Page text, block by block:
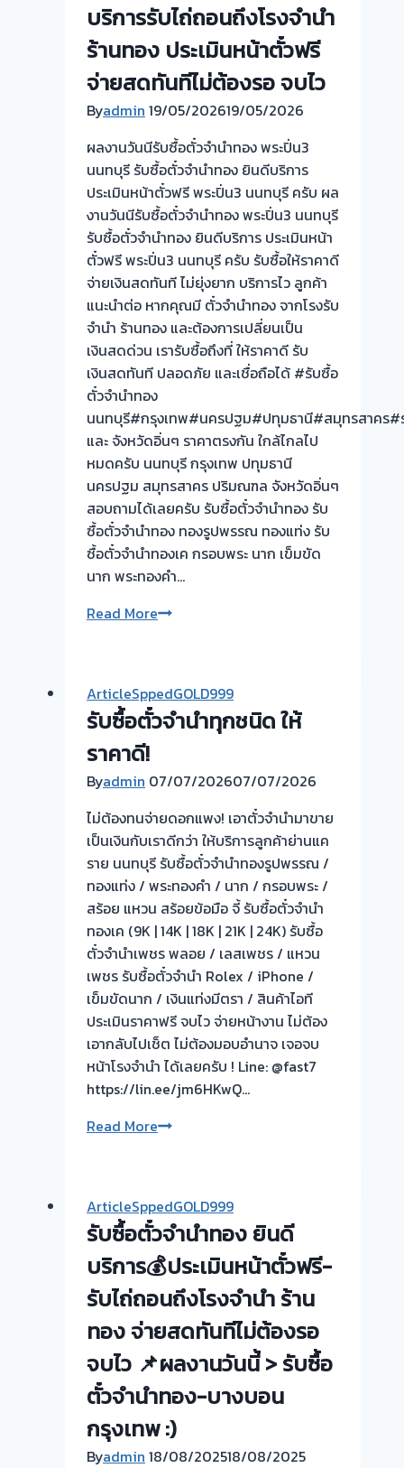
ทวี
ให้
ราคา
สูง-
ได้
เงิน
ทันใจ”
#รับ
ซื้อ
ตั่ว
จำนำ
ทอง
บริการรับไถ่ถอนถึงโรงจำนำ
ร้านทอง ประเมินหน้าตั๋วฟรี
จ่ายสดทันทีไม่ต้องรอ จบไว
Byadmin 19/05/202619/05/2026
ผลงานวันนีรับซื้อตั๋วจำนำทอง พระปิ่น3
นนทบุรี รับซื้อตั๋วจำนำทอง ยินดีบริการ
ประเมินหน้าตั๋วฟรี พระปิ่น3 นนทบุรี ครับ ผล
งานวันนีรับซื้อตั๋วจำนำทอง พระปิ่น3 นนทบุรี
รับซื้อตั๋วจำนำทอง ยินดีบริการ ประเมินหน้า
ตั๋วฟรี พระปิ่น3 นนทบุรี ครับ รับซื้อให้ราคาดี
จ่ายเงินสดทันที ไม่ยุ่งยาก บริการไว ลูกค้า
แนะนำต่อ หากคุณมี ตั๋วจำนำทอง จากโรงรับ
จำนำ ร้านทอง และต้องการเปลี่ยนเป็น
เงินสดด่วน เรารับซื้อถึงที่ ให้ราคาดี รับ
เงินสดทันที ปลอดภัย และเชื่อถือได้ #รับซื้อ
ตั๋วจำนำทอง
นนทบุรี#กรุงเทพ#นครปฐม#ปทุมธานี#สมุทรสาคร#
และ จังหวัดอิ่นๆ ราคาตรงกัน ใกล้ไกลไป
หมดครับ นนทบุรี กรุงเทพ ปทุมธานี
นครปฐม สมุทรสาคร ปริมณฑล จังหวัดอิ่นๆ
สอบถามได้เลยครับ รับซื้อตั๋วจำนำทอง รับ
ซื้อตั๋วจำนำทอง ทองรูปพรรณ ทองแท่ง รับ
ซื้อตั๋วจำนำทองเค กรอบพระ นาก เข็มขัด
นาก พระทองคำ…
Read Moreรับ
ทอง
ยินดี
ไถ่ถอน
ถึง
โรง
จำนำ
ร้าน
ทอง
ประเมิน
หน้า
ตั๋ว
ฟรี
จ่าย
สด
ทันที
ไม่
รอ
ArticleSppedGOLD999
รับซื้อตั๋วจำนำทุกชนิด ให้
ราคาดี!
Byadmin 07/07/202607/07/2026
ไม่ต้องทนจ่ายดอกแพง! เอาตั๋วจำนำมาขาย
เป็นเงินกับเราดีกว่า ให้บริการลูกค้าย่านแค
ราย นนทบุรี รับซื้อตั๋วจำนำทองรูปพรรณ /
ทองแท่ง / พระทองคำ / นาก / กรอบพระ /
สร้อย แหวน สร้อยข้อมือ จี้ รับซื้อตั๋วจำนำ
ทองเค (9K | 14K | 18K | 21K | 24K) รับซื้อ
ตั๋วจำนำเพชร พลอย / เลสเพชร / แหวน
เพชร รับซื้อตั๋วจำนำ Rolex / iPhone /
เข็มขัดนาก / เงินแท่งมีตรา / สินค้าไอที
ประเมินราคาฟรี จบไว จ่ายหน้างาน ไม่ต้อง
เอากลับไปเช็ต ไม่ต้องมอบอำนาจ เจอจบ
หน้าโรงจำนำ ได้เลยครับ ! Line: @fast7
https://lin.ee/jm6HKwQ…
Read Moreรับ
ทุก
ชนิด
ให้
ราคา
ดี!
ArticleSppedGOLD999
รับซื้อตั๋วจำนำทอง ยินดี
บริการ💰ประเมินหน้าตั๋วฟรี-
รับไถ่ถอนถึงโรงจำนำ ร้าน
ทอง จ่ายสดทันทีไม่ต้องรอ
จบไว 📌ผลงานวันนี้ > รับซื้อ
ตั๋วจำนำทอง-บางบอน
กรุงเทพ :)
Byadmin 18/08/202518/08/2025